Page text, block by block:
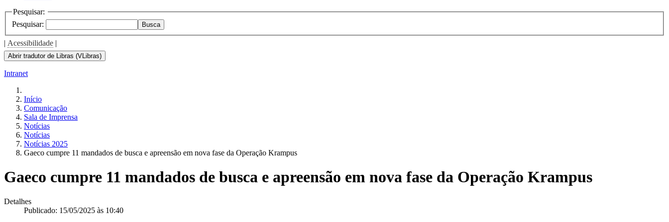
Pesquisar:
Pesquisar:
Busca
| Acessibilidade |
Abrir tradutor de Libras (VLibras)
Intranet
Início
Comunicação
Sala de Imprensa
Notícias
Notícias
Notícias 2025
Gaeco cumpre 11 mandados de busca e apreensão em nova fase da Operação Krampus
Gaeco cumpre 11 mandados de busca e apreensão em nova fase da Operação Krampus
Detalhes
Publicado: 15/05/2025 às 10:40